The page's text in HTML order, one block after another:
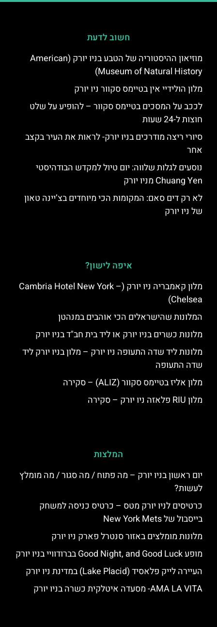
חשוב לדעת
מוזיאון ההיסטוריה של הטבע בניו יורק (American
Museum of Natural History)
מלון הולידיי אין בטיימס סקוור ניו יורק
לככב על המסכים בטיימס סקוור – להופיע על שלט
חוצות ל-24 שעות
סיורי ריצה מודרכים בניו יורק- לראות את העיר בקצב
אחר
נוסעים לגלות שלווה: יום טיול למקדש הבודהיסטי
Chuang Yen מניו יורק
לא רק דים סאם: המקומות הכי מיוחדים בצ’יינה טאון
של ניו יורק
איפה לישון?
מלון קאמבריה ניו יורק (Cambria Hotel New York –
Chelsea)
המלונות שהישראלים הכי אוהבים במנהטן
מלונות כשרים בניו יורק או ליד בית חב"ד בניו יורק
מלונות ליד שדה התעופה ניו יורק – מלון בניו יורק ליד
שדה התעופה
מלון אליז בטיימס סקוור (ALIZ) – סקירה
מלון RIU פלאזה ניו יורק – סקירה
המלצות
יום ראשון בניו יורק – מה פתוח / מה סגור / מה מומלץ
לעשות?
כרטיסים לניו יורק מטס – כרטיס כניסה למשחק
בייסבול של New York Mets
מלונות מומלצים באזור סנטרל פארק ניו יורק
מופע Good Night, and Good Luck בברודוויי בניו יורק
העיירה לייק פלאסיד (Lake Placid) במדינת ניו יורק
AMA LA VITA- מסעדה איטלקית כשרה בניו יורק